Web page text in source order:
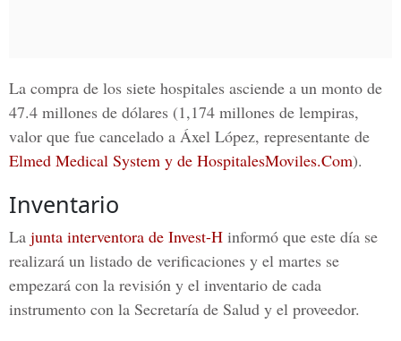
La compra de los siete hospitales asciende a un monto de
47.4 millones de dólares (1,174 millones de lempiras,
valor que fue cancelado a Áxel López, representante de
Elmed Medical System y de HospitalesMoviles.Com).
Inventario
La junta interventora de Invest-H informó que este día se
realizará un listado de verificaciones y el martes se
empezará con la revisión y el inventario de cada
instrumento con la Secretaría de Salud y el proveedor.